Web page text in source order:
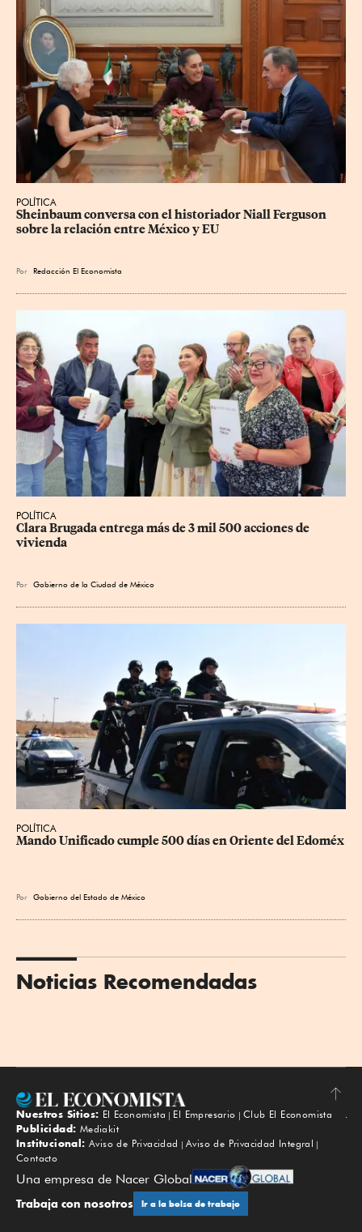
POLÍTICA
Sheinbaum conversa con el historiador Niall Ferguson
sobre la relación entre México y EU
Por Redacción El Economista
POLÍTICA
Clara Brugada entrega más de 3 mil 500 acciones de
vivienda
Por Gobierno de la Ciudad de México
POLÍTICA
Mando Unificado cumple 500 días en Oriente del Edoméx
Por Gobierno del Estado de México
Noticias Recomendadas
Subir
Nuestros Sitios: El Economista El Empresario
Club El Economista
Publicidad: Mediakit
Institucional: Aviso de Privacidad
Aviso de Privacidad Integral
Contacto
Una empresa de Nacer Global
Trabaja con nosotros Ir a la bolsa de trabajo